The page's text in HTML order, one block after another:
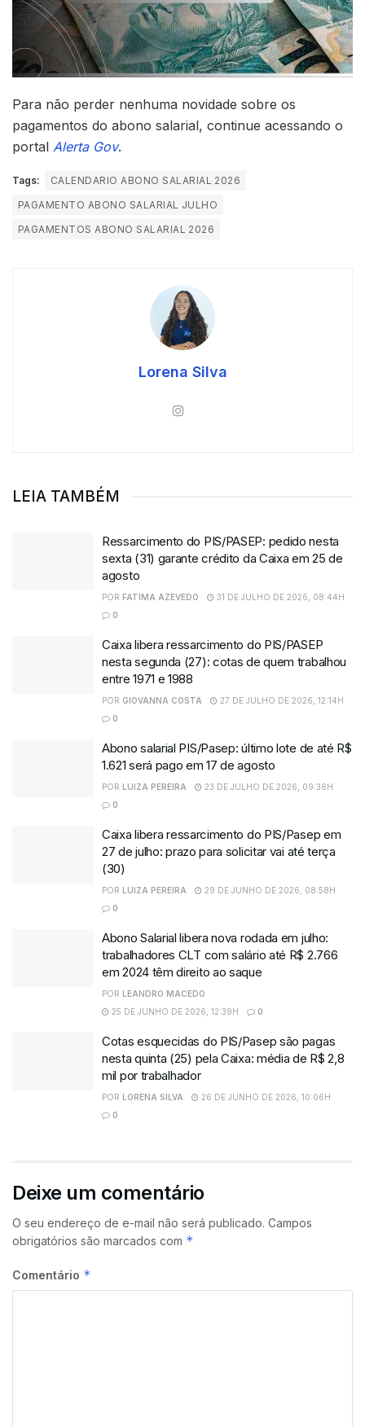
Para não perder nenhuma novidade sobre os
pagamentos do abono salarial, continue acessando o
portal Alerta Gov.
Tags:
CALENDARIO ABONO SALARIAL 2026
PAGAMENTO ABONO SALARIAL JULHO
PAGAMENTOS ABONO SALARIAL 2026
Lorena Silva
LEIA TAMBÉM
Ressarcimento do PIS/PASEP: pedido nesta
sexta (31) garante crédito da Caixa em 25 de
agosto
POR FATIMA AZEVEDO
31 DE JULHO DE 2026, 08:44H
0
Caixa libera ressarcimento do PIS/PASEP
nesta segunda (27): cotas de quem trabalhou
entre 1971 e 1988
POR GIOVANNA COSTA
27 DE JULHO DE 2026, 12:14H
0
Abono salarial PIS/Pasep: último lote de até R$
1.621 será pago em 17 de agosto
POR LUIZA PEREIRA
23 DE JULHO DE 2026, 09:36H
0
Caixa libera ressarcimento do PIS/Pasep em
27 de julho: prazo para solicitar vai até terça
(30)
POR LUIZA PEREIRA
29 DE JUNHO DE 2026, 08:58H
0
Abono Salarial libera nova rodada em julho:
trabalhadores CLT com salário até R$ 2.766
em 2024 têm direito ao saque
POR LEANDRO MACEDO
25 DE JUNHO DE 2026, 12:39H
0
Cotas esquecidas do PIS/Pasep são pagas
nesta quinta (25) pela Caixa: média de R$ 2,8
mil por trabalhador
POR LORENA SILVA
26 DE JUNHO DE 2026, 10:06H
0
Deixe um comentário
O seu endereço de e-mail não será publicado. Campos
obrigatórios são marcados com *
Comentário *